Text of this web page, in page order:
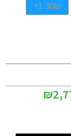
1.30₪+
₪